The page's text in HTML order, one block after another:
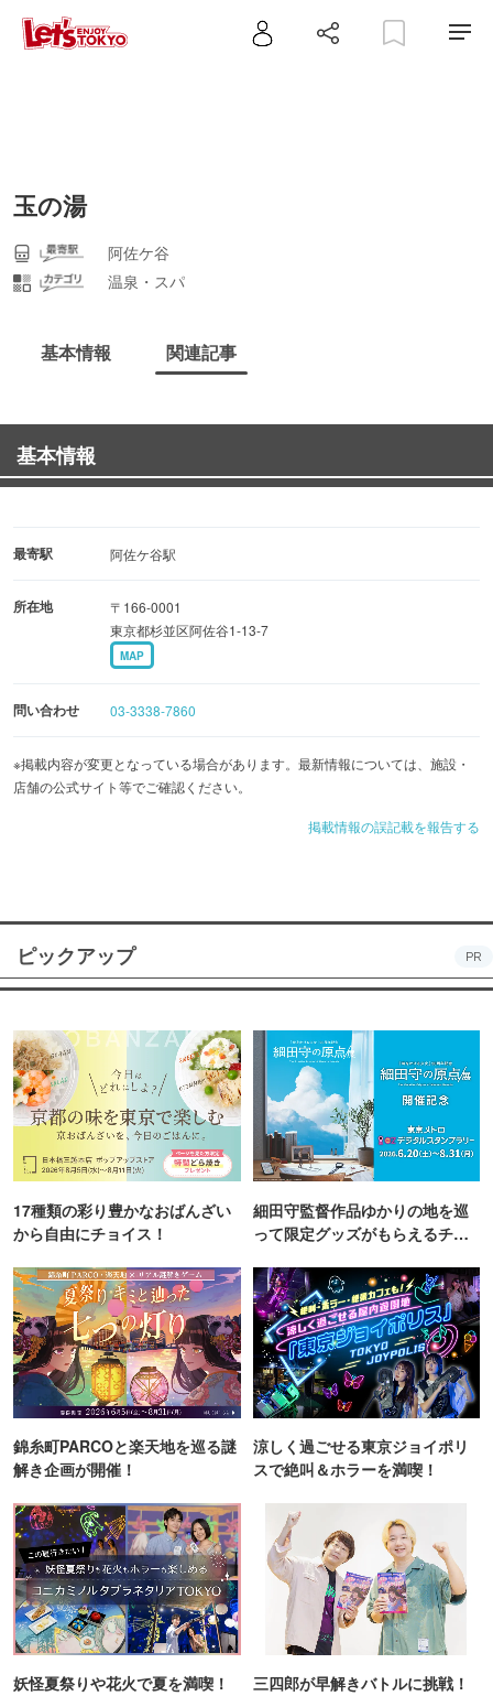
玉の湯
阿佐ケ谷
温泉・スパ
基本情報 関連記事
基本情報
最寄駅 阿佐ケ谷駅
所在地
〒166-0001
東京都杉並区阿佐谷1-13-7
MAP
問い合わせ 03-3338-7860
※掲載内容が変更となっている場合があります。最新情報については、施設・
店舗の公式サイト等でご確認ください。
掲載情報の誤記載を報告する
ピックアップ PR
17種類の彩り豊かなおばんざい
から自由にチョイス！
細田守監督作品ゆかりの地を巡
って限定グッズがもらえるチャ
錦糸町PARCOと楽天地を巡る謎
解き企画が開催！
涼しく過ごせる東京ジョイポリ
スで絶叫＆ホラーを満喫！
妖怪夏祭りや花火で夏を満喫！
三四郎が早解きバトルに挑戦！